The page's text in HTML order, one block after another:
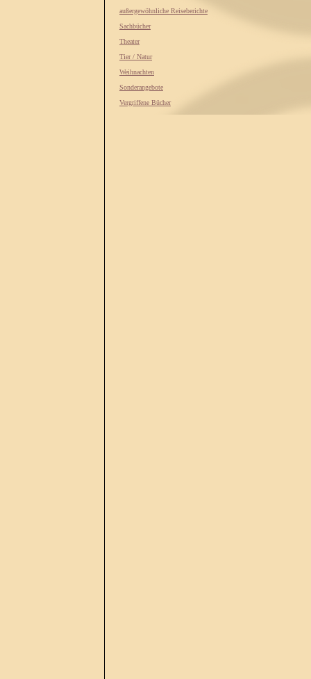
außergewöhnliche Reiseberichte
Sachbücher
Theater
Tier / Natur
Weihnachten
Sonderangebote
Vergriffene Bücher